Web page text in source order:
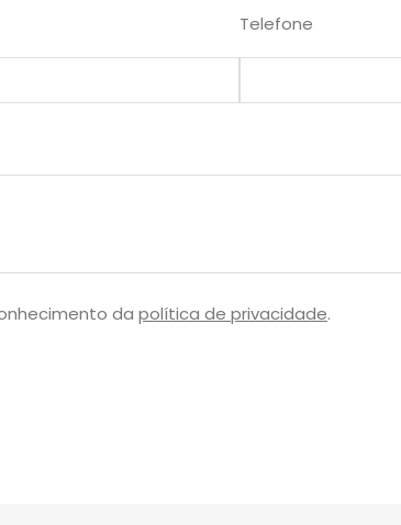
Telefone
da política de privacidade.